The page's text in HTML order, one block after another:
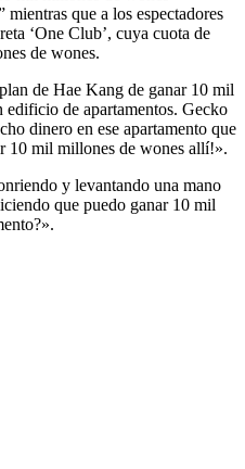
que a los espectadores
‘One Club’, cuya cuota de
de wones.
de Hae Kang de ganar 10 mil
edificio de apartamentos. Gecko
dinero en ese apartamento que
10 mil millones de wones allí!».
y levantando una mano
que puedo ganar 10 mil